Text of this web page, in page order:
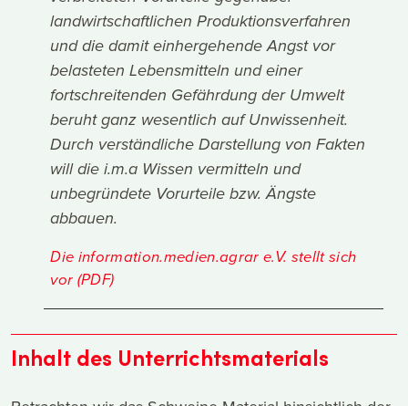
landwirtschaftlichen Produktionsverfahren
und die damit einhergehende Angst vor
belasteten Lebensmitteln und einer
fortschreitenden Gefährdung der Umwelt
beruht ganz wesentlich auf Unwissenheit.
Durch verständliche Darstellung von Fakten
will die i.m.a Wissen vermitteln und
unbegründete Vorurteile bzw. Ängste
abbauen.
Die information.medien.agrar e.V. stellt sich
vor (PDF)
Inhalt des Unterrichtsmaterials